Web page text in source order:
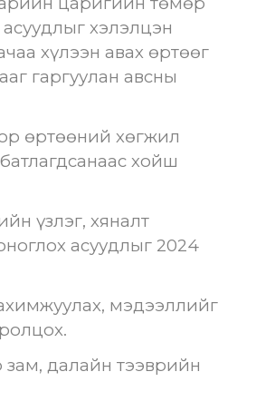
хэлэлцэн
хүлээн авах өртөөг
гаргуулан авсны
өртөөний хөгжил
хойш
үзлэг, хяналт
асуудлыг 2024
мэдээллийг
далайн тээврийн